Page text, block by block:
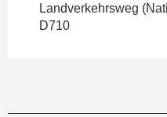
Landverkehrsweg
D710